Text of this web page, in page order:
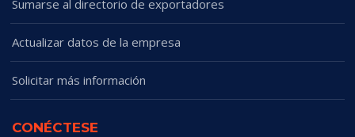
Sumarse al directorio de exportadores
Actualizar datos de la empresa
Solicitar más información
CONÉCTESE